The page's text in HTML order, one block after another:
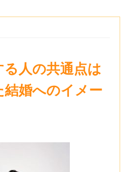
人の共通点は
結婚へのイメー